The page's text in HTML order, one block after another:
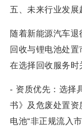
五、未来行业发展
随着新能源汽车
回收与锂电池处
在选择回收服务时
- 资质优先：选择
书》及危废处置资
电池“非正规流入